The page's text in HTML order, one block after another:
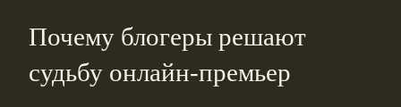
Почему блогеры решают
судьбу онлайн-премьер